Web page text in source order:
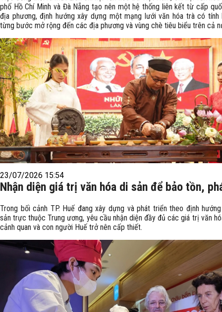
phố Hồ Chí Minh và Đà Nẵng tạo nên một hệ thống liên kết từ cấp
địa phương, định hướng xây dựng một mạng lưới văn hóa trà có tính
từng bước mở rộng đến các địa phương và vùng chè tiêu biểu trên cả
23/07/2026 15:54
Nhận diện giá trị văn hóa di sản để bảo tồn,
Trong bối cảnh TP. Huế đang xây dựng và phát triển theo định
sản trực thuộc Trung ương, yêu cầu nhận diện đầy đủ các giá trị văn
cảnh quan và con người Huế trở nên cấp thiết.